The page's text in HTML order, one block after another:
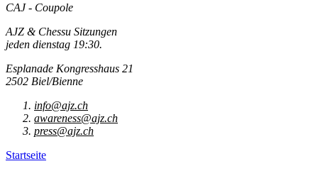
CAJ - Coupole
AJZ & Chessu Sitzungen
jeden dienstag 19:30.
Esplanade Kongresshaus 21
2502 Biel/Bienne
info@ajz.ch
awareness@ajz.ch
press@ajz.ch
Startseite